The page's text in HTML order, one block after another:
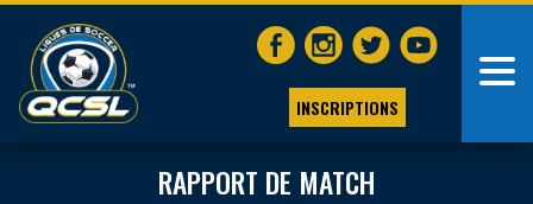
INSCRIPTIONS
RAPPORT DE MATCH